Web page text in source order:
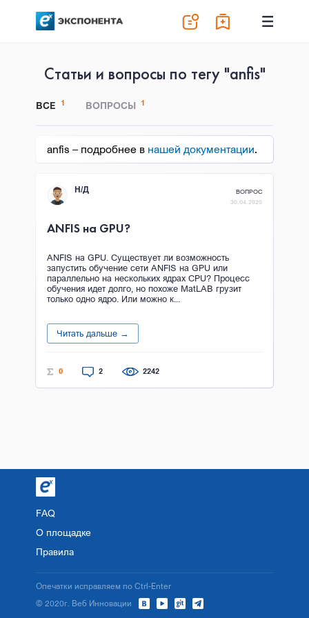
Статьи и вопросы по тегу "anfis"
ВСЕ 1 ВОПРОСЫ 1
anfis – подробнее в нашей документации.
ВОПРОС
30.04.2020
Н/Д
ANFIS на GPU?
ANFIS на GPU. Существует ли возможность
запустить обучение сети ANFIS на GPU или
параллельно на нескольких ядрах CPU? Процесс
обучения идет долго, но похоже MatLAB грузит
только одно ядро. Или можно к...
Читать дальше →
0 2 2242
FAQ
О площадке
Правила
© 2020г. Веб Инновации
Опечатки исправляем по Ctrl-Enter